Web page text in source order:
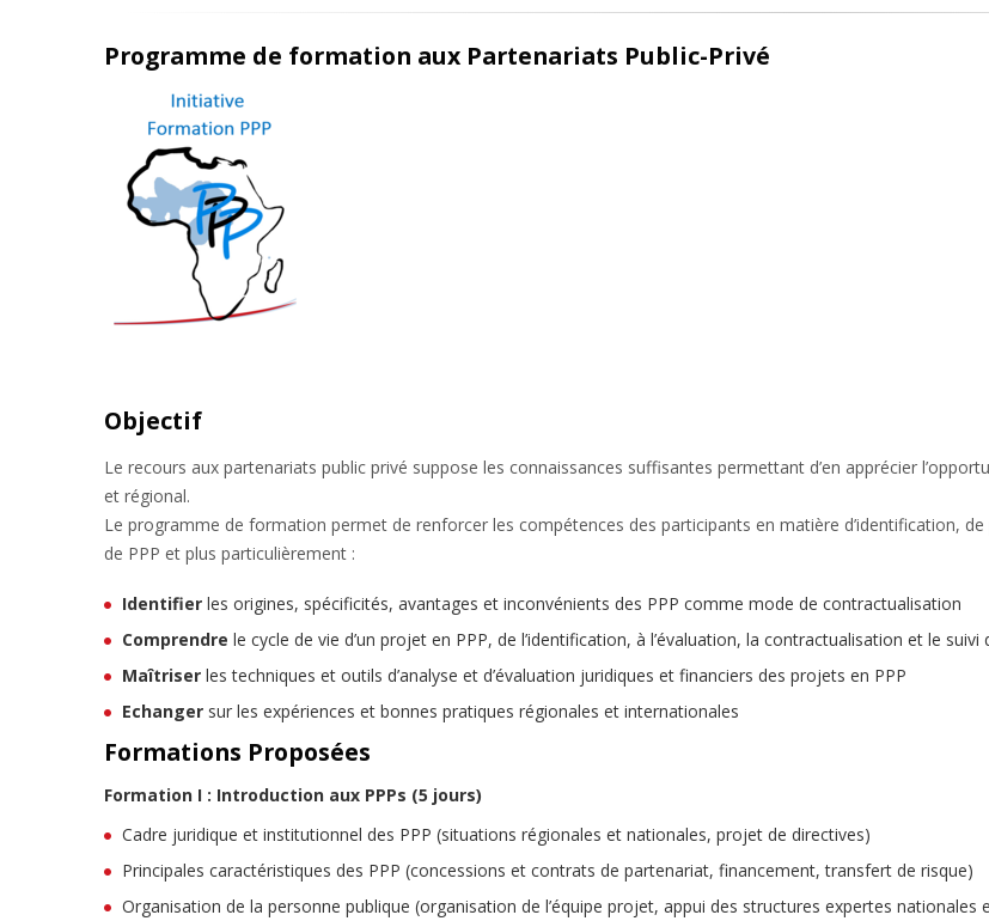
Programme de formation aux Partenariats Public-Privé
Objectif
Le recours aux partenariats public privé suppose les connaissances suffisantes permettant d’en apprécier
et régional.
Le programme de formation permet de renforcer les compétences des participants en matière d’identification,
de PPP et plus particulièrement :
Identifier les origines, spécificités, avantages et inconvénients des PPP comme mode de contractualisation
Comprendre le cycle de vie d’un projet en PPP, de l’identification, à l’évaluation, la contractualisation et le suivi
Maîtriser les techniques et outils d’analyse et d’évaluation juridiques et financiers des projets en PPP
Echanger sur les expériences et bonnes pratiques régionales et internationales
Formations Proposées
Formation I : Introduction aux PPPs (5 jours)
Cadre juridique et institutionnel des PPP (situations régionales et nationales, projet de directives)
Principales caractéristiques des PPP (concessions et contrats de partenariat, financement, transfert de risque)
Organisation de la personne publique (organisation de l’équipe projet, appui des structures expertes nationales